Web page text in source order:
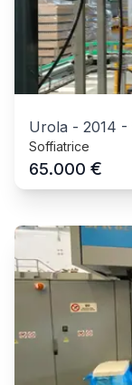
Urola - 2014 -
Soffiatrice
65.000 €